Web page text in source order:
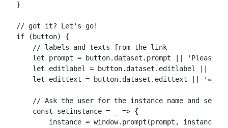
}
// got it? Let's go!
if (button) {
    // labels and texts from the link
let prompt = button.dataset.prompt || 'Please
let editlabel = button.dataset.editlabel ||
    let edittext = button.dataset.edittext || '✏️';
// Ask the user for the instance name and set
    const setinstance = _ => {
        instance = window.prompt(prompt, instance);